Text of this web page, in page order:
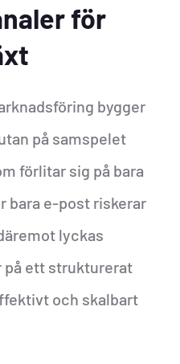
för
bygger
på samspelet
förlitar sig på bara
bara e-post riskerar
lyckas
på ett strukturerat
och skalbart